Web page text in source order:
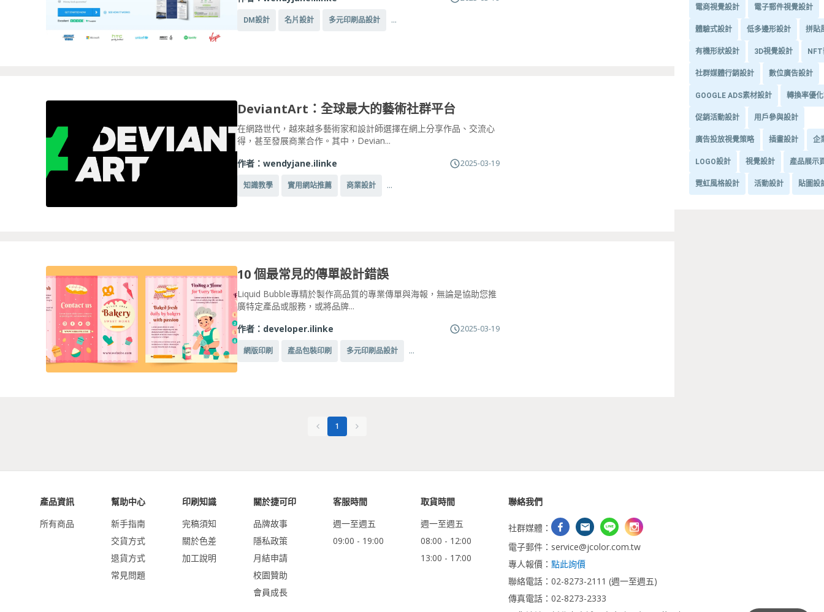
DM設計 名片設計 多元印刷品設計 ...
DeviantArt：全球最大的藝術社群平台
在網路世代，越來越多藝術家和設計師選擇在網上分享作品、交流心
得，甚至發展商業合作。其中，Devian...
作者： wendyjane.ilinke 2025-03-19
知識教學 實用網站推薦 商業設計 ...
10 個最常見的傳單設計錯誤
Liquid Bubble專精於製作高品質的專業傳單與海報，無論是協助您推
廣特定產品或服務，或將品牌...
作者： developer.ilinke 2025-03-19
網版印刷 產品包裝印刷 多元印刷品設計 ...
1
電商視覺設計 電子郵件視覺設計
體驗式設計 低多邊形設計 拼貼
有機形狀設計 3D視覺設計
社群媒體行銷設計 數位廣告設計
GOOGLE ADS素材設計 轉換率優
促銷活動設計 用戶參與設計
廣告投放視覺策略 插畫設計 企
LOGO設計 視覺設計 產品展示
霓虹風格設計 活動設計 貼圖設
產品資訊
所有商品
幫助中心
新手指南
交貨方式
退貨方式
常見問題
印刷知識
完稿須知
關於色差
加工說明
關於捷可印
品牌故事
隱私政策
月結申請
校園贊助
會員成長
客服時間
週一至週五
09:00 - 19:00
取貨時間
週一至週五
08:00 - 12:00
13:00 - 17:00
聯絡我們
社群媒體：
電子郵件：service@jcolor.com.tw
專人報價： 點此詢價
聯絡電話：02-8273-2111 (週一至週五)
傳真電話：02-8273-2333